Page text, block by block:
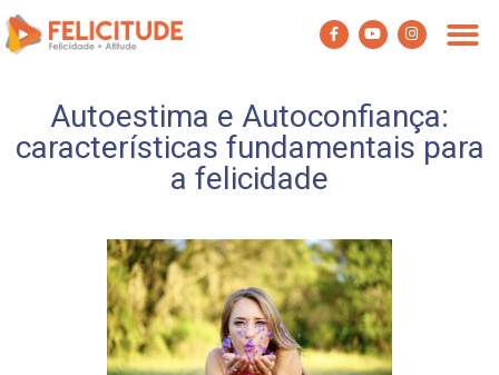
Autoestima e Autoconfiança:
características fundamentais para
a felicidade